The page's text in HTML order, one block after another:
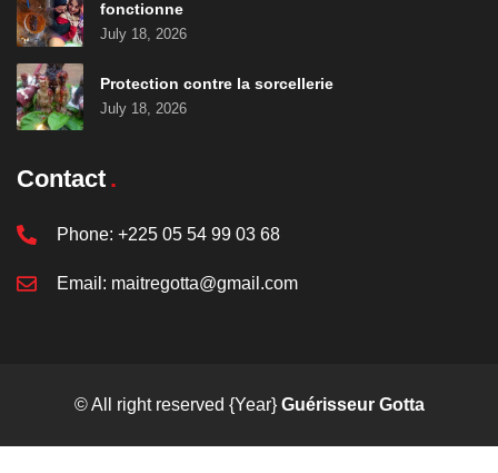
fonctionne
July 18, 2026
Protection contre la sorcellerie
July 18, 2026
Contact
Phone: +225 05 54 99 03 68
Email: maitregotta@gmail.com
© All right reserved {Year} Guérisseur Gotta